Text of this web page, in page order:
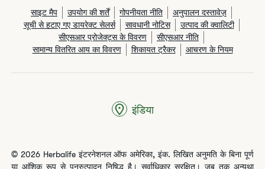
साइट मैप उपयोग की शर्तें गोपनीयता नीति
अनुपालन दस्तावेज़
सूची से हटाए गए डायरेक्ट सेलर्स
सावधानी नोटिस
उत्पाद की क्वालिटी
सीएसआर प्रोजेक्ट्स के विवरण
सीएसआर नीति
सामान्य वितरित आय का विवरण
शिकायत ट्रैकर आचरण के नियम
© 2026 Herbalife इंटरनेशनल ऑफ अमेरिका, इंक. लिखित अनुमति के बिना पूर्ण
या आंशिक रूप से पुनरुत्पादन निषिद्ध है। सर्वाधिकार सुरक्षित। जब तक अन्यथा
इंडिया